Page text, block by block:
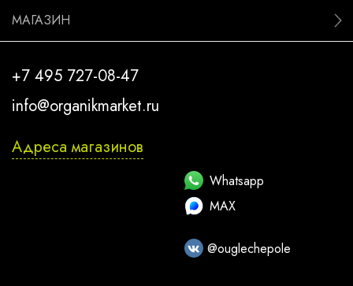
МАГАЗИН
+7 495 727-08-47
info@organikmarket.ru
Адреса магазинов
Whatsapp
MAX
@ouglechepole